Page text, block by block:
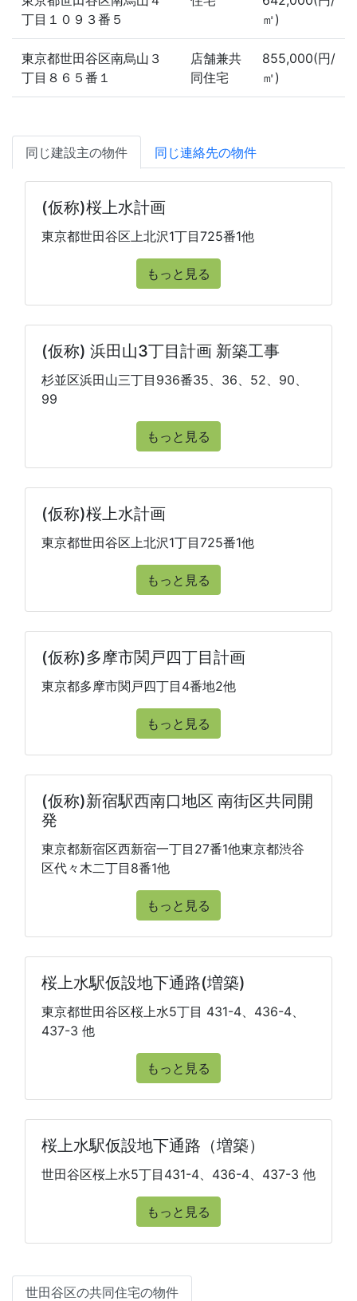
丁目１０９３番５
㎡)
東京都世田谷区南烏山３
丁目８６５番１
店舗兼共
同住宅
855,000(円/
㎡)
同じ建設主の物件 同じ連絡先の物件
(仮称)桜上水計画
東京都世田谷区上北沢1丁目725番1他
もっと見る
(仮称) 浜田山3丁目計画 新築工事
杉並区浜田山三丁目936番35、36、52、90、
99
もっと見る
(仮称)桜上水計画
東京都世田谷区上北沢1丁目725番1他
もっと見る
(仮称)多摩市関戸四丁目計画
東京都多摩市関戸四丁目4番地2他
もっと見る
(仮称)新宿駅西南口地区 南街区共同開
発
東京都新宿区西新宿一丁目27番1他東京都渋谷
区代々木二丁目8番1他
もっと見る
桜上水駅仮設地下通路(増築)
東京都世田谷区桜上水5丁目 431-4、436-4、
437-3 他
もっと見る
桜上水駅仮設地下通路（増築）
世田谷区桜上水5丁目431-4、436-4、437-3 他
もっと見る
世田谷区の共同住宅の物件